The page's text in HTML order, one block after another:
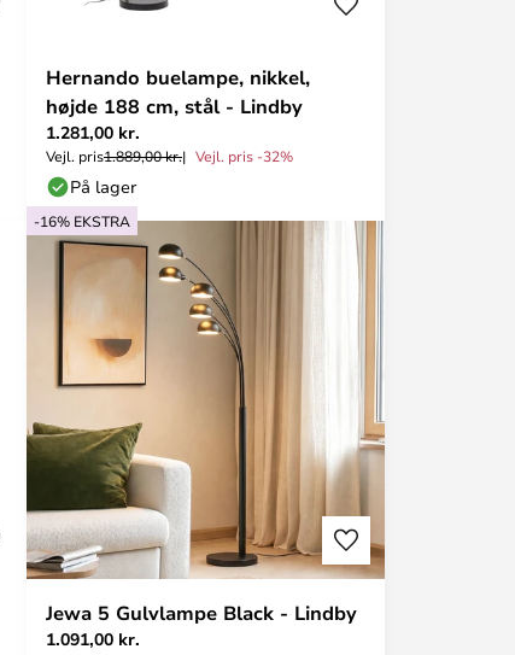
Hernando buelampe, nikkel,
højde 188 cm, stål - Lindby
1.281,00 kr.
Vejl. pris1.889,00 kr. Vejl. pris -32%
På lager
-16% EKSTRA
Jewa 5 Gulvlampe Black - Lindby
1.091,00 kr.